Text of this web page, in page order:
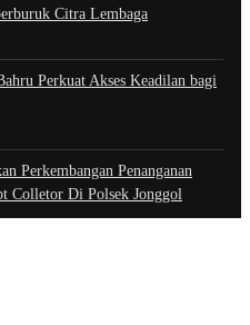
Citra Lembaga
Perkuat Akses Keadilan bagi
Perkembangan Penanganan
Colletor Di Polsek Jonggol